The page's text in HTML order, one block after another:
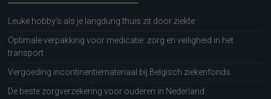
Leuke hobby’s als je langdurig thuis zit door ziekte
Optimale verpakking voor medicatie: zorg en veiligheid in het
transport
Vergoeding incontinentiemateriaal bij Belgisch ziekenfonds
De beste zorgverzekering voor ouderen in Nederland